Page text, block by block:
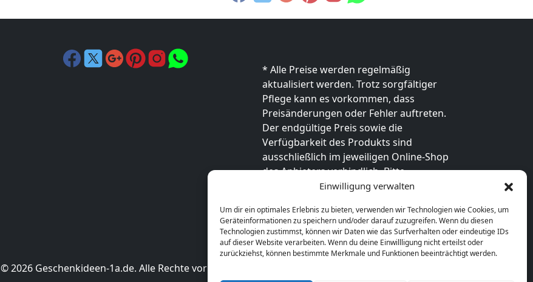
Einwilligung verwalten
Um dir ein optimales Erlebnis zu bieten, verwenden wir Technologien wie Cookies, um
Geräteinformationen zu speichern und/oder darauf zuzugreifen. Wenn du diesen
Technologien zustimmst, können wir Daten wie das Surfverhalten oder eindeutige IDs
auf dieser Website verarbeiten. Wenn du deine Einwillligung nicht erteilst oder
zurückziehst, können bestimmte Merkmale und Funktionen beeinträchtigt werden.
* Alle Preise werden regelmäßig
aktualisiert werden. Trotz sorgfältiger
Pflege kann es vorkommen, dass
Preisänderungen oder Fehler auftreten.
Der endgültige Preis sowie die
Verfügbarkeit des Produkts sind
ausschließlich im jeweiligen Online-Shop
des Anbieters verbindlich. Bitte
überprüfe den Preis vor dem Kauf direkt
© 2026 Geschenkideen-1a.de. Alle Rechte vorbehalten.